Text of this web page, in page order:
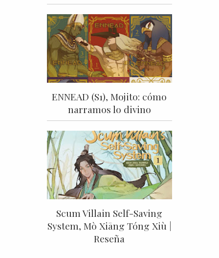
ENNEAD (S1), Mojito: cómo
narramos lo divino
Scum Villain Self-Saving
System, Mò Xiāng Tóng Xiù |
Reseña